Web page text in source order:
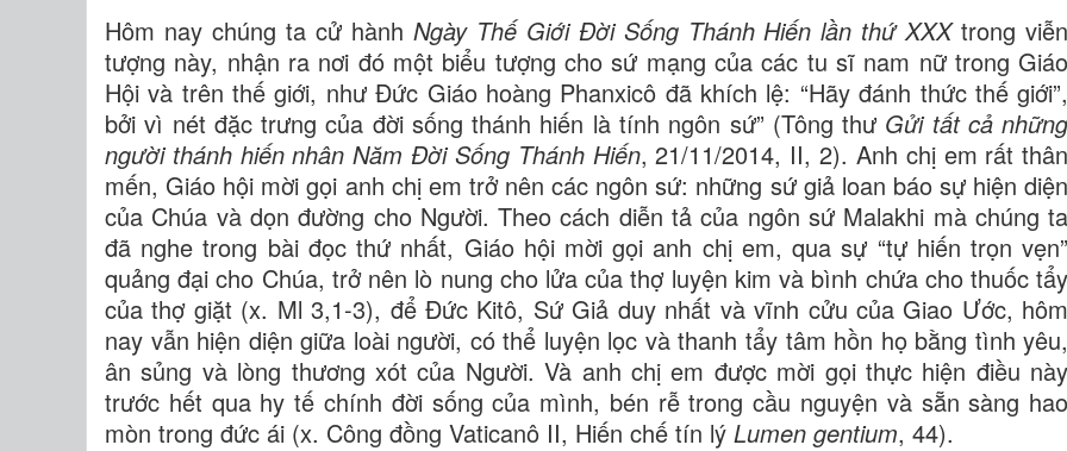
Hôm nay chúng ta cử hành Ngày Thế Giới Đời Sống Thánh Hiến lần thứ XXXtrong viễn
tượng này, nhận ra nơi đó một biểu tượng cho sứ mạng của các tu sĩ nam nữ trong Giáo
Hội và trên thế giới, như Đức Giáo hoàng Phanxicô đã khích lệ: “Hãy đánh thức thế giới”,
bởi vì nét đặc trưng của đời sống thánh hiến là tính ngôn sứ” (Tông thư Gửi tất cả những
người thánh hiến nhân Năm Đời Sống Thánh Hiến, 21/11/2014, II, 2). Anh chị em rất thân
mến, Giáo hội mời gọi anh chị em trở nên các ngôn sứ: những sứ giả loan báo sự hiện diện
của Chúa và dọn đường cho Người. Theo cách diễn tả của ngôn sứ Malakhi mà chúng ta
đã nghe trong bài đọc thứ nhất, Giáo hội mời gọi anh chị em, qua sự “tự hiến trọn vẹn”
quảng đại cho Chúa, trở nên lò nung cho lửa của thợ luyện kim và bình chứa cho thuốc tẩy
của thợ giặt (x. Ml 3,1-3), để Đức Kitô, Sứ Giả duy nhất và vĩnh cửu của Giao Ước, hôm
nay vẫn hiện diện giữa loài người, có thể luyện lọc và thanh tẩy tâm hồn họ bằng tình yêu,
ân sủng và lòng thương xót của Người. Và anh chị em được mời gọi thực hiện điều này
trước hết qua hy tế chính đời sống của mình, bén rễ trong cầu nguyện và sẵn sàng hao
mòn trong đức ái (x. Công đồng Vaticanô II, Hiến chế tín lý Lumen gentium, 44).